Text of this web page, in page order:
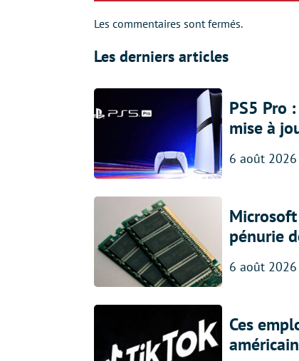
Les commentaires sont fermés.
Les derniers articles
PS5 Pro
mise à
6 août
pénurie
6 août
Ces